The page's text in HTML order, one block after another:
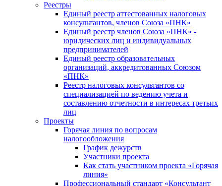
Реестры
Единый реестр аттестованных налоговых
консультантов, членов Союза «ПНК»
Единый реестр членов Союза «ПНК» -
юридических лиц и индивидуальных
предпринимателей
Единый реестр образовательных
организаций, аккредитованных Союзом
«ПНК»
Реестр налоговых консультантов со
специализацией по ведению учета и
составлению отчетности в интересах третьих
лиц
Проекты
Горячая линия по вопросам
налогообложения
График дежурств
Участники проекта
Как стать участником проекта «Горячая
линия»
Профессиональный стандарт «Консультант